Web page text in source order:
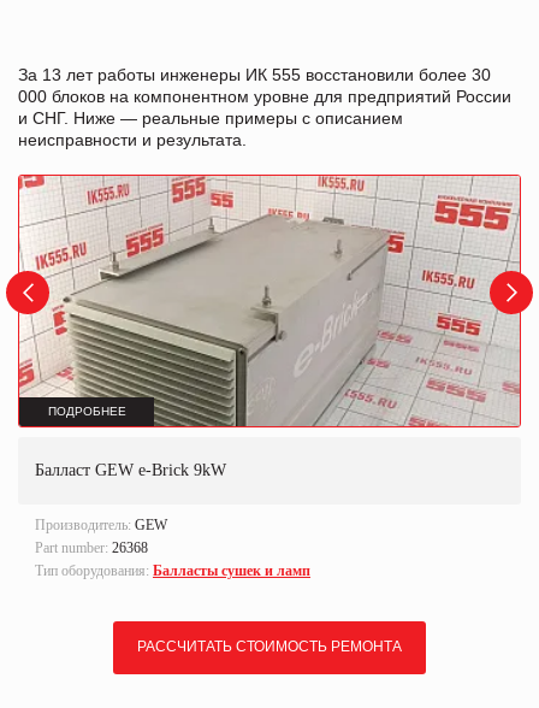
За 13 лет работы инженеры ИК 555 восстановили более 30
000 блоков на компонентном уровне для предприятий России
и СНГ. Ниже — реальные примеры с описанием
неисправности и результата.
ПОДРОБНЕЕ
Балласт GEW e-Brick 9kW
Производитель: GEW
Part number: 26368
Тип оборудования: Балласты сушек и ламп
РАССЧИТАТЬ СТОИМОСТЬ РЕМОНТА